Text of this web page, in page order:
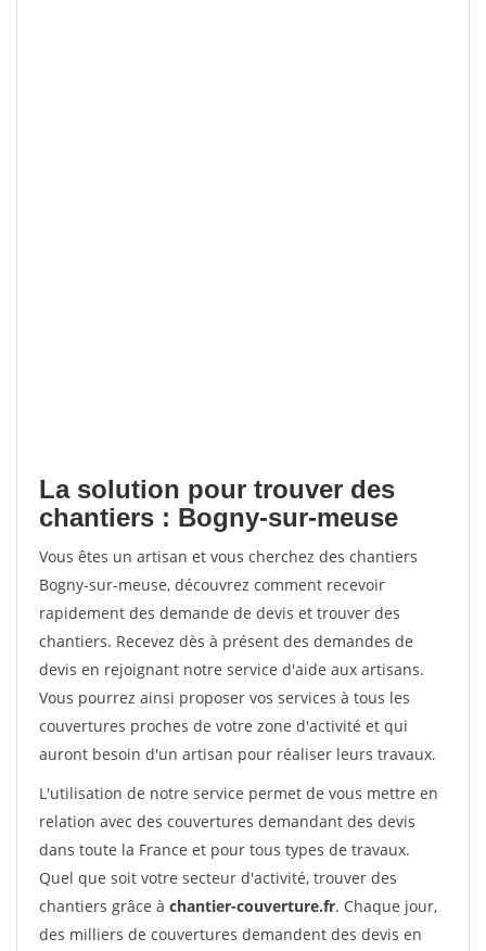
La solution pour trouver des
chantiers : Bogny-sur-meuse
Vous êtes un artisan et vous cherchez des chantiers
Bogny-sur-meuse, découvrez comment recevoir
rapidement des demande de devis et trouver des
chantiers. Recevez dès à présent des demandes de
devis en rejoignant notre service d'aide aux artisans.
Vous pourrez ainsi proposer vos services à tous les
couvertures proches de votre zone d'activité et qui
auront besoin d'un artisan pour réaliser leurs travaux.
L'utilisation de notre service permet de vous mettre en
relation avec des couvertures demandant des devis
dans toute la France et pour tous types de travaux.
Quel que soit votre secteur d'activité, trouver des
chantiers grâce à chantier-couverture.fr. Chaque jour,
des milliers de couvertures demandent des devis en